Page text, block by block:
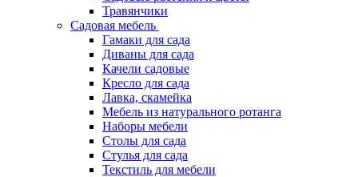
Травянчики
Садовая мебель
Гамаки для сада
Диваны для сада
Качели садовые
Кресло для сада
Лавка, скамейка
Мебель из натурального ротанга
Наборы мебели
Столы для сада
Стулья для сада
Текстиль для мебели